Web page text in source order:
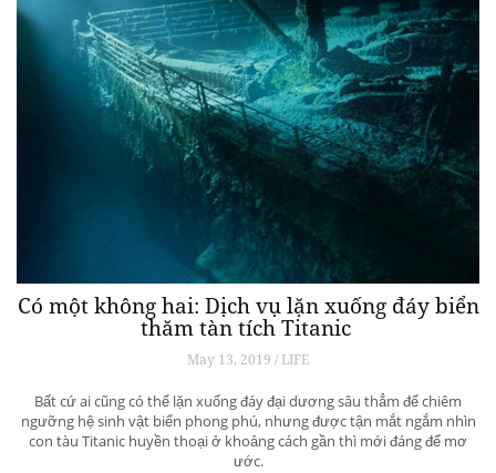
Có một không hai: Dịch vụ lặn xuống đáy biển
thăm tàn tích Titanic
May 13, 2019 / LIFE
Bất cứ ai cũng có thể lặn xuống đáy đại dương sâu thẳm để chiêm
ngưỡng hệ sinh vật biển phong phú, nhưng được tận mắt ngắm nhìn
con tàu Titanic huyền thoại ở khoảng cách gần thì mới đáng để mơ
ước.